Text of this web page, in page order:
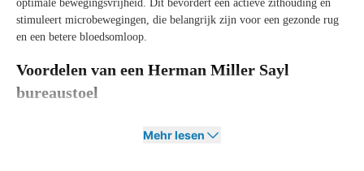
optimale bewegingsvrijheid. Dit bevordert een actieve zithouding en
stimuleert microbewegingen, die belangrijk zijn voor een gezonde rug
en een betere bloedsomloop.
Voordelen van een Herman Miller Sayl
bureaustoel
ergonomie en slimme technologie. We hebben de belangrijkste
Mehr lesen